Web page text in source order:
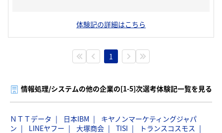
体験記の詳細はこちら
1
情報処理/システムの他の企業の[1-5]次選考体験記一覧を見る
ＮＴＴデータ 日本IBM
キヤノンマーケティングジャパ
ン
LINEヤフー 大塚商会 TISI
トランスコスモス